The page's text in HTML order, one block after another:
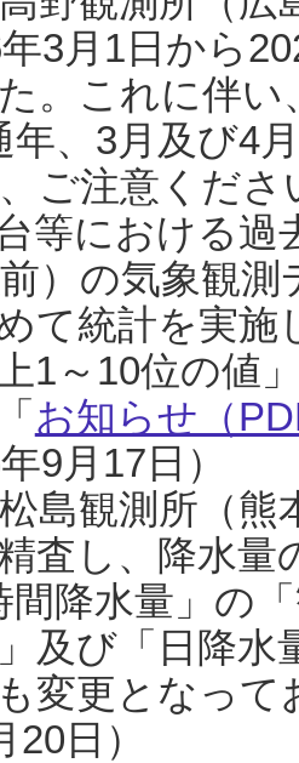
3月1日から
。これに伴い
年、3月及び4
ご注意くだ
等における過
前）の気象観
て統計を実
1～10位の値
お知らせ（
9月17日）
島観測所（熊
査し、降水
間降水量」の
及び「日降
変更となっ
20日）